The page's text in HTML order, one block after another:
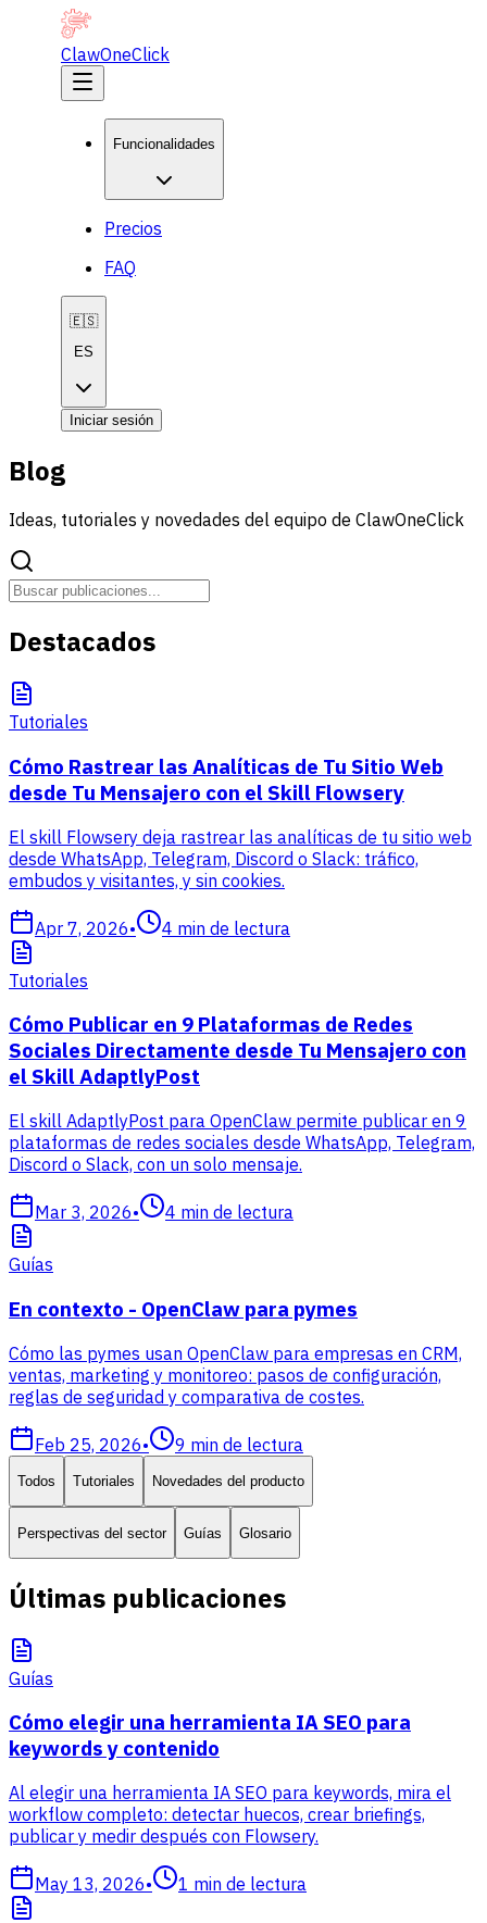
ClawOneClick
Funcionalidades
Precios
FAQ
🇪🇸
ES
Iniciar sesión
Blog
Ideas, tutoriales y novedades del equipo de ClawOneClick
Destacados
Tutoriales
Cómo Rastrear las Analíticas de Tu Sitio Web
desde Tu Mensajero con el Skill Flowsery
El skill Flowsery deja rastrear las analíticas de tu sitio web
desde WhatsApp, Telegram, Discord o Slack: tráfico,
embudos y visitantes, y sin cookies.
Apr 7, 2026• 4 min de lectura
Tutoriales
Cómo Publicar en 9 Plataformas de Redes
Sociales Directamente desde Tu Mensajero con
el Skill AdaptlyPost
El skill AdaptlyPost para OpenClaw permite publicar en 9
plataformas de redes sociales desde WhatsApp, Telegram,
Discord o Slack, con un solo mensaje.
Mar 3, 2026• 4 min de lectura
Guías
En contexto - OpenClaw para pymes
Cómo las pymes usan OpenClaw para empresas en CRM,
ventas, marketing y monitoreo: pasos de configuración,
reglas de seguridad y comparativa de costes.
Feb 25, 2026• 9 min de lectura
Todos Tutoriales Novedades del producto
Perspectivas del sector Guías Glosario
Últimas publicaciones
Guías
Cómo elegir una herramienta IA SEO para
keywords y contenido
Al elegir una herramienta IA SEO para keywords, mira el
workflow completo: detectar huecos, crear briefings,
publicar y medir después con Flowsery.
May 13, 2026• 1 min de lectura